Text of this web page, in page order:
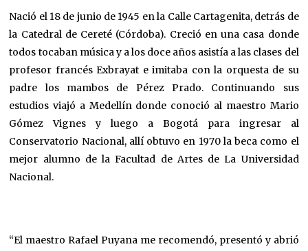
Nació el 18 de junio de 1945 en la Calle Cartagenita, detrás de
la Catedral de Cereté (Córdoba). Creció en una casa donde
todos tocaban música y a los doce años asistía a las clases del
profesor francés Exbrayat e imitaba con la orquesta de su
padre los mambos de Pérez Prado. Continuando sus
estudios viajó a Medellín donde conoció al maestro Mario
Gómez Vignes y luego a Bogotá para ingresar al
Conservatorio Nacional, allí obtuvo en 1970 la beca como el
mejor alumno de la Facultad de Artes de La Universidad
Nacional.
“El maestro Rafael Puyana me recomendó, presentó y abrió